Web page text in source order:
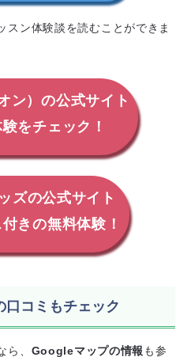
スン体験談を読むことができま
ン）の公式サイト
をチェック！
ズの公式サイト
きの無料体験！
コミもチェック
ら、 Googleマップの情報 も参